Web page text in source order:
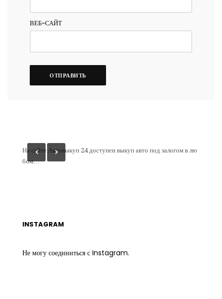
ВЕБ-САЙТ
На сайте Автовыкуп 24 доступен выкуп авто под залогом в лю
бом…
INSTAGRAM
Не могу соединиться с Instagram.